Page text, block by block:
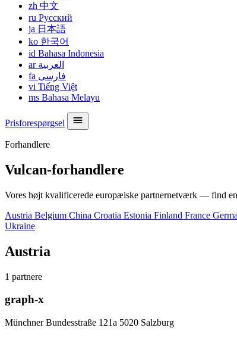
zh 中文
ru Русский
ja 日本語
ko 한국어
id Bahasa Indonesia
ar العربية
fa فارسی
vi Tiếng Việt
ms Bahasa Melayu
Prisforespørgsel
Forhandlere
Vulcan-forhandlere
Vores højt kvalificerede europæiske partnernetværk — find
Austria Belgium China Croatia Estonia Finland France
Ukraine
Austria
1 partnere
graph-x
Münchner Bundesstraße 121a 5020 Salzburg